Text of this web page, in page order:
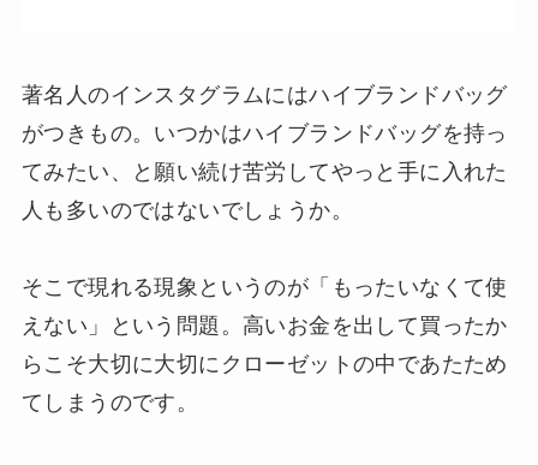
著名人のインスタグラムにはハイブランドバッグ
がつきもの。いつかはハイブランドバッグを持っ
てみたい、と願い続け苦労してやっと手に入れた
人も多いのではないでしょうか。
そこで現れる現象というのが「もったいなくて使
えない」という問題。高いお金を出して買ったか
らこそ大切に大切にクローゼットの中であたため
てしまうのです。